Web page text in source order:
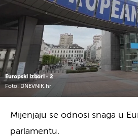
Europski izbori - 2
Foto: DNEVNIK.hr
Mijenjaju se odnosi snaga u
parlamentu.